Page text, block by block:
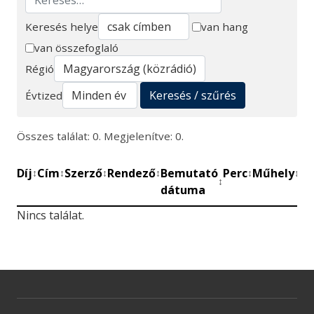
Keresés
Keresés helye
van hang
van összefoglaló
Régió
Évtized
Keresés / szűrés
Összes találat: 0. Megjelenítve: 0.
Díj↕Cím↕Szerző↕Rendező↕Bemutató
dátuma
↕
Perc↕Műhely↕
Nincs találat.